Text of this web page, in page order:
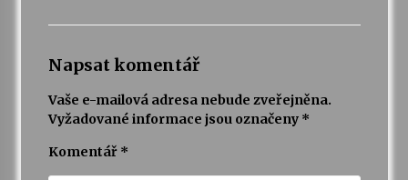
Napsat komentář
Vaše e-mailová adresa nebude zveřejněna.
Vyžadované informace jsou označeny *
Komentář *